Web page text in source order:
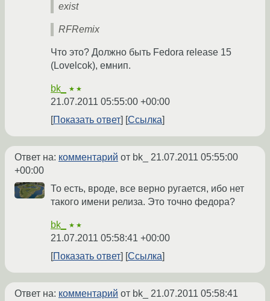
exist
RFRemix
Что это? Должно быть Fedora release 15
(Lovelcok), емнип.
bk_ ★★
21.07.2011 05:55:00 +00:00
Показать ответ
Ссылка
Ответ на: комментарий от bk_ 21.07.2011 05:55:00
+00:00
То есть, вроде, все верно ругается, ибо нет
такого имени релиза. Это точно федора?
bk_ ★★
21.07.2011 05:58:41 +00:00
Показать ответ
Ссылка
Ответ на: комментарий от bk_ 21.07.2011 05:58:41